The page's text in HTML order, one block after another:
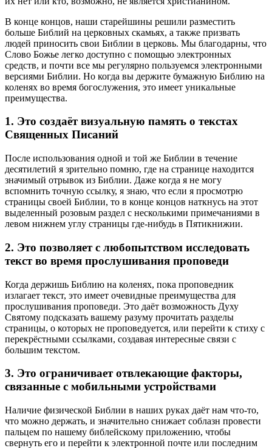
В конце концов, наши старейшины решили разместить
больше Библий на церковных скамьях, а также призвать
людей приносить свои Библии в церковь. Мы благодарны, что
Слово Божье легко доступно с помощью электронных
средств, и почти все мы регулярно пользуемся электронными
версиями Библии. Но когда вы держите бумажную Библию на
коленях во время богослужения, это имеет уникальные
преимущества.
1. Это создаёт визуальную память о текстах
Священных Писаний
После использования одной и той же Библии в течение
десятилетий я зрительно помню, где на странице находится
значимый отрывок из Библии. Даже когда я не могу
вспомнить точную ссылку, я знаю, что если я просмотрю
страницы своей Библии, то в конце концов наткнусь на этот
выделенный розовым раздел с несколькими примечаниями в
левом нижнем углу страницы где-нибудь в Пятикнижии.
2. Это позволяет с любопытством исследовать
текст во время прослушивания проповеди
Когда держишь Библию на коленях, пока проповедник
излагает текст, это имеет очевидные преимущества для
прослушивания проповеди. Это даёт возможность Духу
Святому подсказать вашему разуму прочитать разделы
страницы, о которых не проповедуется, или перейти к стиху с
перекрёстными ссылками, создавая интересные связи с
большим текстом.
3. Это ограничивает отвлекающие факторы,
связанные с мобильными устройствами
Наличие физической Библии в наших руках даёт нам что-то,
что можно держать, и значительно снижает соблазн провести
пальцем по нашему библейскому приложению, чтобы
свернуть его и перейти к электронной почте или последним